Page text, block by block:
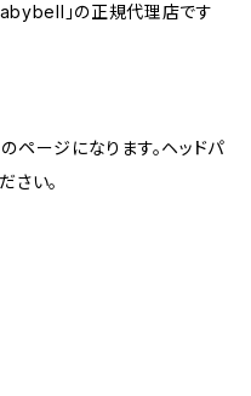
」の正規代理店です
ページになります。ヘッドパ
さい。